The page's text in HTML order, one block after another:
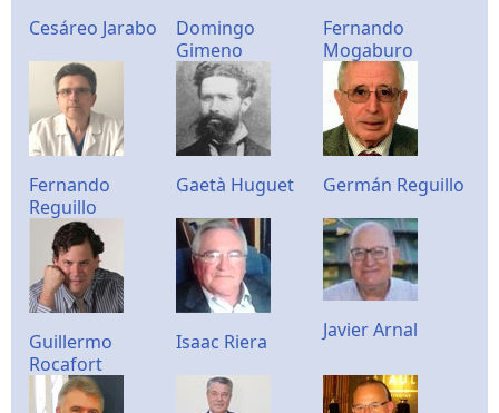
Cesáreo Jarabo
Domingo
Gimeno
Fernando
Mogaburo
Fernando
Reguillo
Gaetà Huguet Germán Reguillo
Guillermo
Rocafort
Isaac Riera Javier Arnal